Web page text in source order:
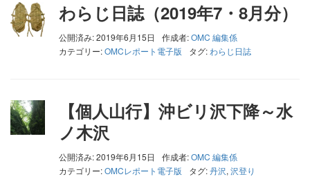
わらじ日誌（2019年7・8月分）
公開済み: 2019年6月15日 作成者:OMC 編集係
カテゴリー:OMCレポート電子版 タグ: わらじ日誌
【個人山行】沖ビリ沢下降～水
ノ木沢
公開済み: 2019年6月15日 作成者:OMC 編集係
カテゴリー:OMCレポート電子版 タグ:丹沢, 沢登り